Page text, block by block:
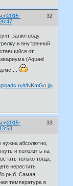
32
2015-
залил воду,
и внутренний
от
(Aquael
33
2015-
нужна абсолютно,
и положить на
только тогда,
нерестить
рыб. Самая
температура в